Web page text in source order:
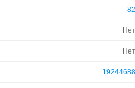
82
Нет
Нет
19244688